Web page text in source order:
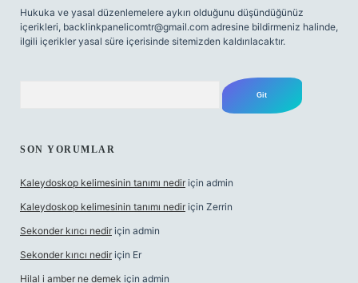
Hukuka ve yasal düzenlemelere aykırı olduğunu düşündüğünüz
içerikleri, backlinkpanelicomtr@gmail.com adresine bildirmeniz halinde,
ilgili içerikler yasal süre içerisinde sitemizden kaldırılacaktır.
SON YORUMLAR
Kaleydoskop kelimesinin tanımı nedir için admin
Kaleydoskop kelimesinin tanımı nedir için Zerrin
Sekonder kırıcı nedir için admin
Sekonder kırıcı nedir için Er
Hilal i amber ne demek için admin